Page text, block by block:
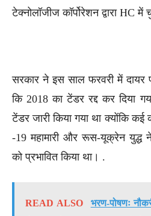
टेक्नोलॉजीज कॉर्पोरेशन द्वारा HC में
सरकार ने इस साल फरवरी में
कि 2018 का टेंडर रद्द कर दिया
टेंडर जारी किया गया था क्योंकि
​​-19 महामारी और रूस-यूक्रेन युद्ध
को प्रभावित किया था। .
READ ALSO
भरण-पोषणः